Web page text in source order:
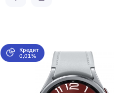
Кредит
0,01%